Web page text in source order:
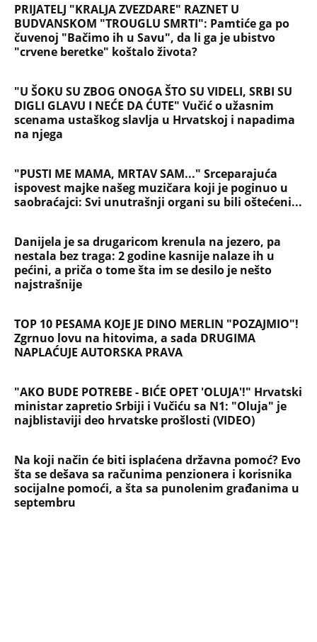
PRIJATELJ "KRALJA ZVEZDARE" RAZNET U
BUDVANSKOM "TROUGLU SMRTI": Pamtiće ga po
čuvenoj "Bačimo ih u Savu", da li ga je ubistvo
"crvene beretke" koštalo života?
"U ŠOKU SU ZBOG ONOGA ŠTO SU VIDELI, SRBI SU
DIGLI GLAVU I NEĆE DA ĆUTE" Vučić o užasnim
scenama ustaškog slavlja u Hrvatskoj i napadima
na njega
"PUSTI ME MAMA, MRTAV SAM..." Srceparajuća
ispovest majke našeg muzičara koji je poginuo u
saobraćajci: Svi unutrašnji organi su bili oštećeni...
Danijela je sa drugaricom krenula na jezero, pa
nestala bez traga: 2 godine kasnije nalaze ih u
pećini, a priča o tome šta im se desilo je nešto
najstrašnije
TOP 10 PESAMA KOJE JE DINO MERLIN "POZAJMIO"!
Zgrnuo lovu na hitovima, a sada DRUGIMA
NAPLAĆUJE AUTORSKA PRAVA
"AKO BUDE POTREBE - BIĆE OPET 'OLUJA'!" Hrvatski
ministar zapretio Srbiji i Vučiću sa N1: "Oluja" je
najblistaviji deo hrvatske prošlosti (VIDEO)
Na koji način će biti isplaćena državna pomoć? Evo
šta se dešava sa računima penzionera i korisnika
socijalne pomoći, a šta sa punolenim građanima u
septembru